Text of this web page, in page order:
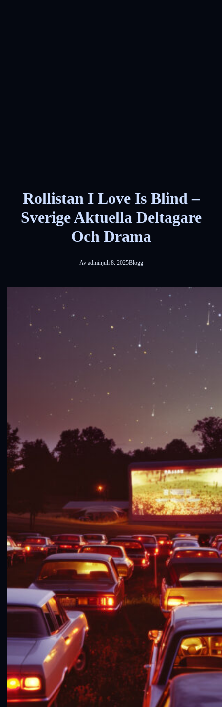
Rollistan I Love Is Blind –
Sverige Aktuella Deltagare
Och Drama
Av adminjuli 8, 2025Blogg